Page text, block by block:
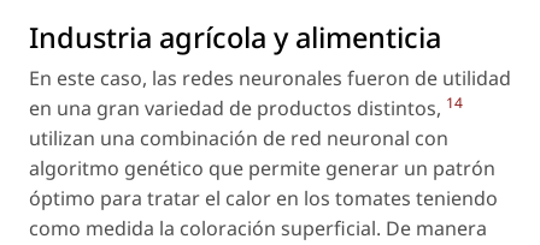
Industria agrícola y alimenticia
En este caso, las redes neuronales fueron de utilidad
en una gran variedad de productos distintos, 14
utilizan una combinación de red neuronal con
algoritmo genético que permite generar un patrón
óptimo para tratar el calor en los tomates teniendo
como medida la coloración superficial. De manera